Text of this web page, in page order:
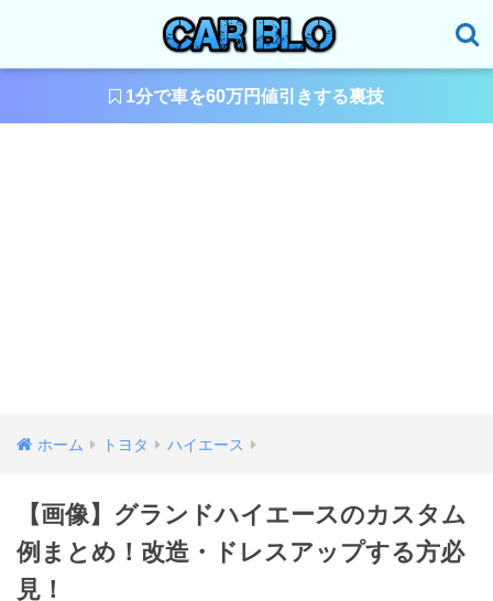
1分で車を60万円値引きする裏技
ホーム トヨタ ハイエース
【画像】グランドハイエースのカスタム
例まとめ！改造・ドレスアップする方必
見！